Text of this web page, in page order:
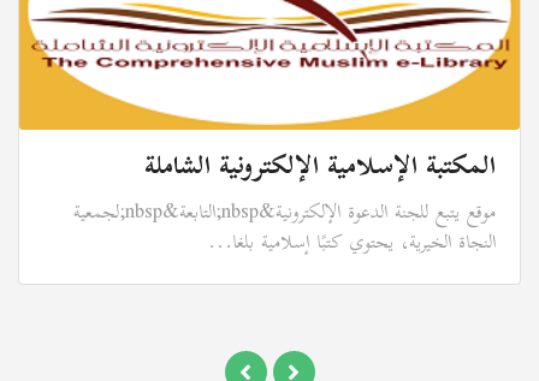
المكتبة الإسلامية الإلكترونية الشاملة
موقع يتبع للجنة الدعوة الإلكترونية&nbsp;التابعة&nbsp;لجمعية
النجاة الخيرية، يحتوي كتبًا إسلامية بلغا...